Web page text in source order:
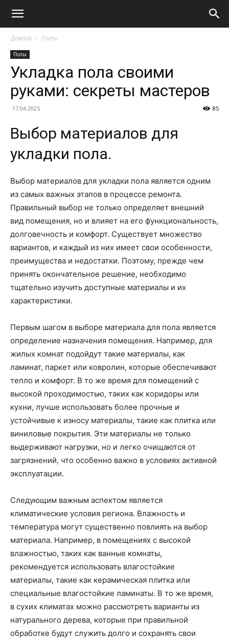
Домой Полы
Полы
Укладка пола своими
руками: секреты мастеров
17.04.2025 85
Выбор материалов для
укладки пола.
Выбор материалов для укладки пола является одним
из самых важных этапов в процессе ремонта.
Правильный выбор не только определяет внешний
вид помещения, но и влияет на его функциональность,
долговечность и комфорт. Существует множество
вариантов, и каждый из них имеет свои особенности,
преимущества и недостатки. Поэтому, прежде чем
принять окончательное решение, необходимо
тщательно изучить доступные материалы и их
характеристики.
Первым шагом в выборе материала для пола является
определение назначения помещения. Например, для
жилых комнат подойдут такие материалы, как
ламинат, паркет или ковролин, которые обеспечивают
тепло и комфорт. В то же время для помещений с
высокой проходимостью, таких как коридоры или
кухни, лучше использовать более прочные и
устойчивые к износу материалы, такие как плитка или
виниловые покрытия. Эти материалы не только
выдерживают нагрузки, но и легко очищаются от
загрязнений, что особенно важно в условиях активной
эксплуатации.
Следующим важным аспектом является
климатические условия региона. Влажность и
температура могут существенно повлиять на выбор
материала. Например, в помещениях с высокой
влажностью, таких как ванные комнаты,
рекомендуется использовать влагостойкие
материалы, такие как керамическая плитка или
специальные влагостойкие ламинаты. В то же время,
в сухих климатах можно рассмотреть варианты из
натурального дерева, которые при правильной
обработке будут служить долго и сохранять свои